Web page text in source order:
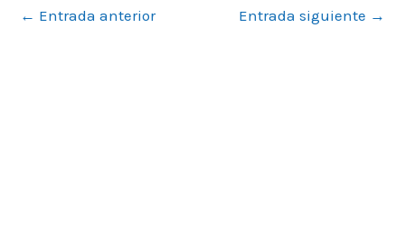
← Entrada anterior Entrada siguiente →